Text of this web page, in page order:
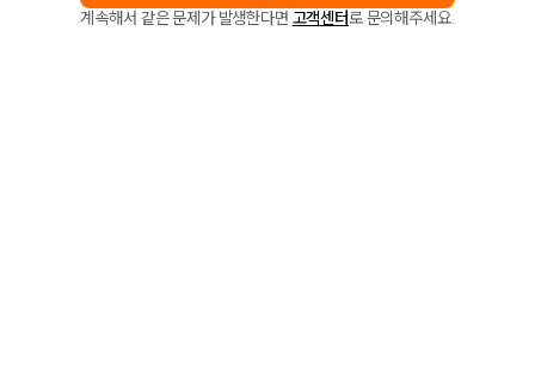
계속해서 같은 문제가 발생한다면 고객센터로 문의해주세요.